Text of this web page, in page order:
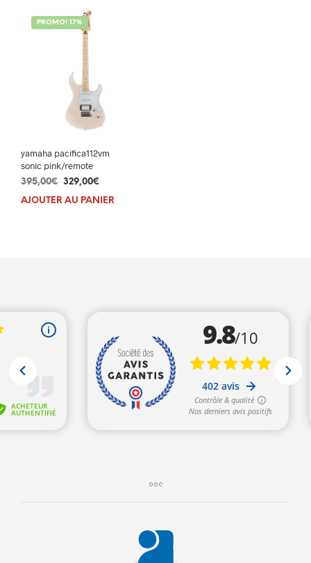
PROMO! 17%
yamaha pacifica112vm
sonic pink/remote
395,00€ Le
prix
329,00€
prix
AJOUTER AU PANIER